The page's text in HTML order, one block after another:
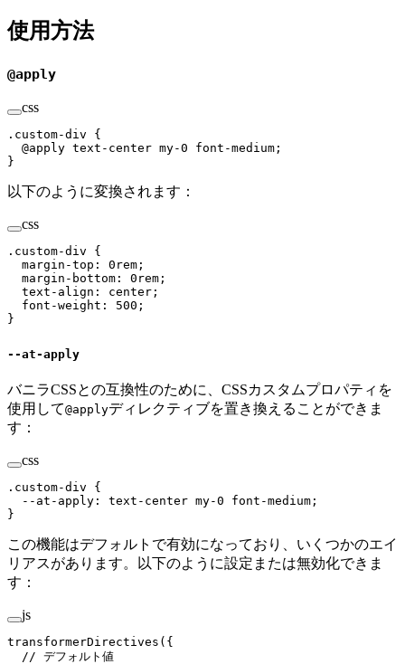
使用方法
@apply
css
. custom-div {
  @
apply text-center my-0 font-medium ;
}
以下のように変換されます：
css
. custom-div {
  margin-top
: 0 rem ;
  margin-bottom
: 0 rem ;
  text-align
: center ;
  font-weight
: 500 ;
}
--at-apply
バニラCSSとの互換性のために、CSSカスタムプロパティを
使用して@applyディレクティブを置き換えることができま
す：
css
. custom-div {
  --at-apply
: text-center my-0 font-medium ;
}
この機能はデフォルトで有効になっており、いくつかのエイ
リアスがあります。以下のように設定または無効化できま
す：
js
transformerDirectives ({
  // デフォルト値